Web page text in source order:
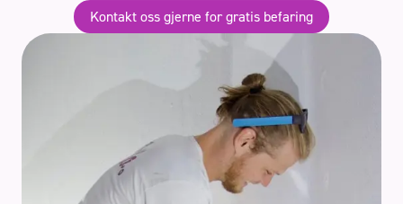
Kontakt oss gjerne for gratis befaring